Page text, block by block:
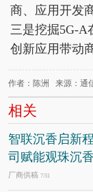
商、应用开发
三是挖掘5G-A
创新应用带动
作者：陈洲 来源：通
相关
智联沉香启新
司赋能观珠沉
厂商供稿 7/31